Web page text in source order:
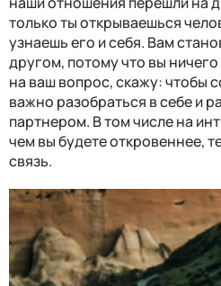
только ты открываешься
узнаешь его и себя. Вам
другом, потому что вы
на ваш вопрос, скажу: чтобы
важно разобраться в себе и
партнером. В том числе на
чем вы будете откровеннее,
связь.